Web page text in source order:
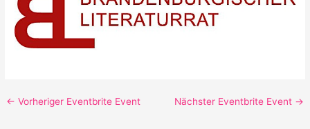
← Vorheriger Eventbrite Event Nächster Eventbrite Event →